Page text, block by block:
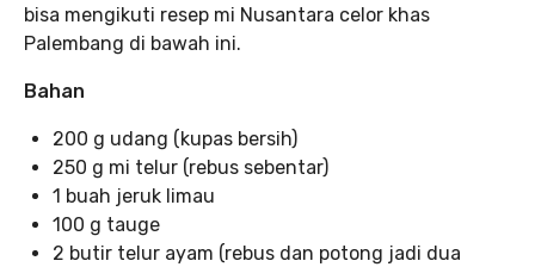
bisa mengikuti resep mi Nusantara celor khas
Palembang di bawah ini.
Bahan
200 g udang (kupas bersih)
250 g mi telur (rebus sebentar)
1 buah jeruk limau
100 g tauge
2 butir telur ayam (rebus dan potong jadi dua